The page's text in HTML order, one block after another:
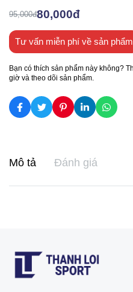
95,000đ80,000đ
Tư vấn miễn phí về sản phẩm
Bạn có thích sản phẩm này không?
giờ và theo dõi sản phẩm.
Mô tả Đánh giá